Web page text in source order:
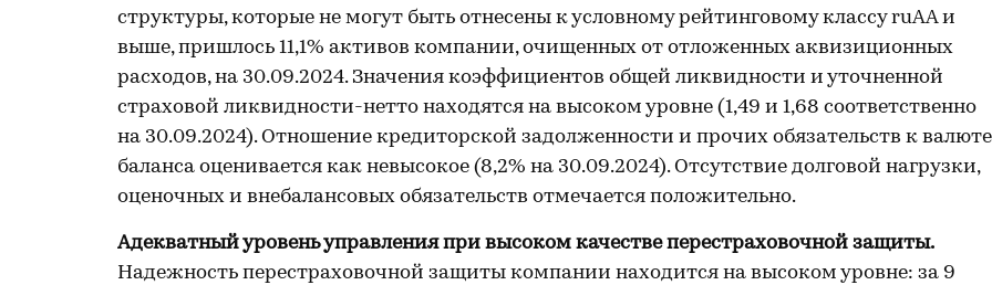
структуры, которые не могут быть отнесены к условному рейтинговому классу ruAA и
выше, пришлось 11,1% активов компании, очищенных от отложенных аквизиционных
расходов, на 30.09.2024. Значения коэффициентов общей ликвидности и уточненной
страховой ликвидности-нетто находятся на высоком уровне (1,49 и 1,68 соответственно
на 30.09.2024). Отношение кредиторской задолженности и прочих обязательств к валюте
баланса оценивается как невысокое (8,2% на 30.09.2024). Отсутствие долговой нагрузки,
оценочных и внебалансовых обязательств отмечается положительно.
Адекватный уровень управления при высоком качестве перестраховочной защиты.
Надежность перестраховочной защиты компании находится на высоком уровне: за 9